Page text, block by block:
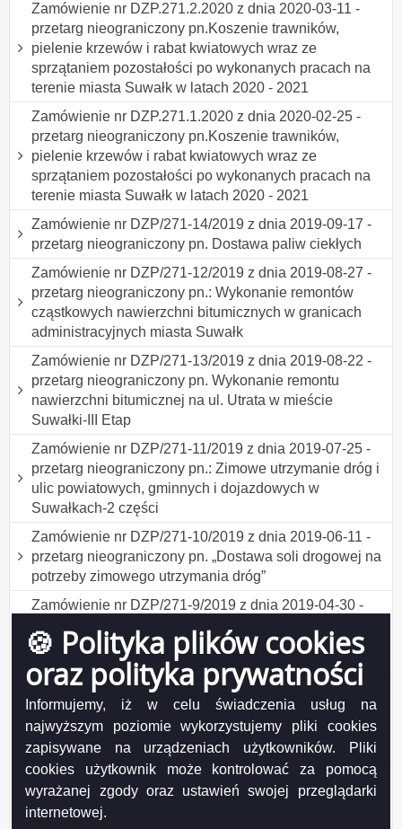
🍪 Polityka plików cookies
oraz polityka prywatności
Informujemy, iż w celu świadczenia usług na
najwyższym poziomie wykorzystujemy pliki cookies
zapisywane na urządzeniach użytkowników. Pliki
cookies użytkownik może kontrolować za pomocą
wyrażanej zgody oraz ustawień swojej przeglądarki
internetowej.
Zamówienie nr DZP.271.2.2020 z dnia 2020-03-11 -
przetarg nieograniczony pn.Koszenie trawników,
pielenie krzewów i rabat kwiatowych wraz ze
sprzątaniem pozostałości po wykonanych pracach na
terenie miasta Suwałk w latach 2020 - 2021
Zamówienie nr DZP.271.1.2020 z dnia 2020-02-25 -
przetarg nieograniczony pn.Koszenie trawników,
pielenie krzewów i rabat kwiatowych wraz ze
sprzątaniem pozostałości po wykonanych pracach na
terenie miasta Suwałk w latach 2020 - 2021
Zamówienie nr DZP/271-14/2019 z dnia 2019-09-17 -
przetarg nieograniczony pn. Dostawa paliw ciekłych
Zamówienie nr DZP/271-12/2019 z dnia 2019-08-27 -
przetarg nieograniczony pn.: Wykonanie remontów
cząstkowych nawierzchni bitumicznych w granicach
administracyjnych miasta Suwałk
Zamówienie nr DZP/271-13/2019 z dnia 2019-08-22 -
przetarg nieograniczony pn. Wykonanie remontu
nawierzchni bitumicznej na ul. Utrata w mieście
Suwałki-III Etap
Zamówienie nr DZP/271-11/2019 z dnia 2019-07-25 -
przetarg nieograniczony pn.: Zimowe utrzymanie dróg i
ulic powiatowych, gminnych i dojazdowych w
Suwałkach-2 części
Zamówienie nr DZP/271-10/2019 z dnia 2019-06-11 -
przetarg nieograniczony pn. „Dostawa soli drogowej na
potrzeby zimowego utrzymania dróg”
Zamówienie nr DZP/271-9/2019 z dnia 2019-04-30 -
nawierzchni bitumicznej na ul. Utrata w mieście
Suwałki-2 części
Zamówienie nr DZP/271-8/2019 z dnia 2019-04-30 -
przetarg nieograniczony pn.Konserwacja urządzeń
oświetlenia ulicznego, parkowego oraz iluminacji
obiektów architektonicznych na terenie miasta Suwałk
Zamówienie nr DZP/271-6/2019 z dnia 2019-03-14 -
przetarg nieograniczony pn.Koszenie trawników wraz
ze sprzątaniem pozostałości po koszeniu w części